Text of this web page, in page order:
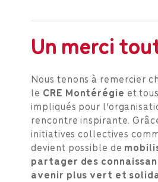
Un merci
Nous tenons à remercier
le CRE Montérégie et
impliqués pour
rencontre inspirante.
initiatives collectives
devient possible de
partager des
avenir plus vert et